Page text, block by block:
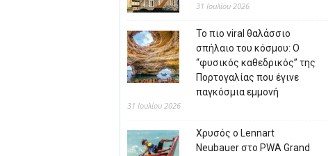
31 Ιουλίου 2026
Το πιο viral θαλάσσιο
σπήλαιο του κόσμου: Ο
“φυσικός καθεδρικός” της
Πορτογαλίας που έγινε
παγκόσμια εμμονή
31 Ιουλίου 2026
Χρυσός ο Lennart
Neubauer στο PWA Grand